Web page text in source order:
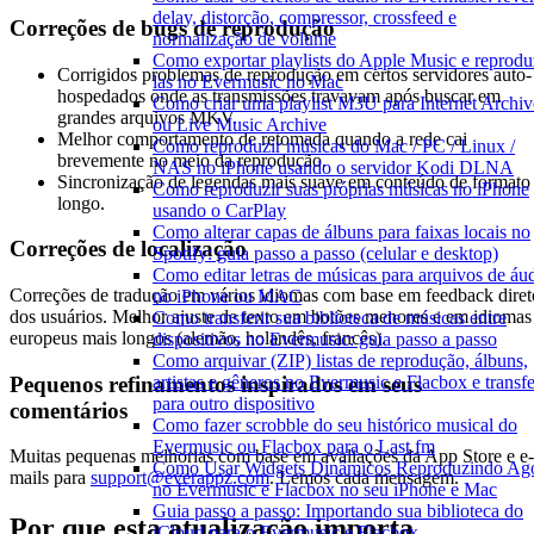
delay, distorção, compressor, crossfeed e
normalização de volume
Como exportar playlists do Apple Music e
las no Evermusic no Mac
Como criar uma playlist M3U para Internet
ou Live Music Archive
Como reproduzir músicas do Mac / PC / Linux /
NAS no iPhone usando o servidor Kodi DLNA
Como reproduzir suas próprias músicas no iPhone
usando o CarPlay
Como alterar capas de álbuns para faixas locais no
Spotify: guia passo a passo (celular e desktop)
Como editar letras de músicas para arquivos de
no iPhone ou MAC
Como transferir sua biblioteca de músicas entre
dispositivos no Evermusic: guia passo a passo
Como arquivar (ZIP) listas de reprodução, álbuns,
artistas e gêneros no Evermusic e Flacbox e
para outro dispositivo
Como fazer scrobble do seu histórico musical do
Evermusic ou Flacbox para o Last.fm
Como Usar Widgets Dinâmicos Reproduzindo
no Evermusic e Flacbox no seu iPhone e Mac
Guia passo a passo: Importando sua biblioteca do
Correções de bugs de reprodução
Corrigidos problemas de reprodução em certos servidores auto-
hospedados onde as transmissões travavam após buscar em
grandes arquivos MKV.
Melhor comportamento de retomada quando a rede cai
brevemente no meio da reprodução.
Sincronização de legendas mais suave em conteúdo de formato
longo.
Correções de localização
Correções de tradução em vários idiomas com base em feedback
dos usuários. Melhor ajuste de texto em botões menores e em idiomas
europeus mais longos (alemão, holandês, francês).
Pequenos refinamentos inspirados em seus
comentários
Muitas pequenas melhorias com base em avaliações da App Store e e-
mails para support@everappz.com. Lemos cada mensagem.